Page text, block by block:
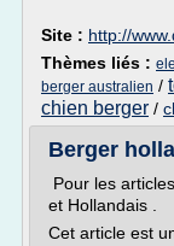
Site : http://
Thèmes liés :
berger australien /
chien berger /
Berger
Pour les
et Hollandais .
Cet article est